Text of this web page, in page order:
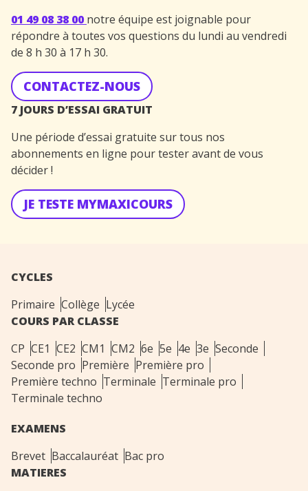
01 49 08 38 00 notre équipe est joignable pour
répondre à toutes vos questions du lundi au vendredi
de 8 h 30 à 17 h 30.
CONTACTEZ-NOUS
7 JOURS D’ESSAI GRATUIT
Une période d’essai gratuite sur tous nos
abonnements en ligne pour tester avant de vous
décider !
JE TESTE MYMAXICOURS
CYCLES
Primaire Collège Lycée
COURS PAR CLASSE
CP CE1 CE2 CM1 CM2 6e 5e 4e 3e Seconde
Seconde pro Première Première pro
Première techno Terminale Terminale pro
Terminale techno
EXAMENS
Brevet Baccalauréat Bac pro
MATIERES